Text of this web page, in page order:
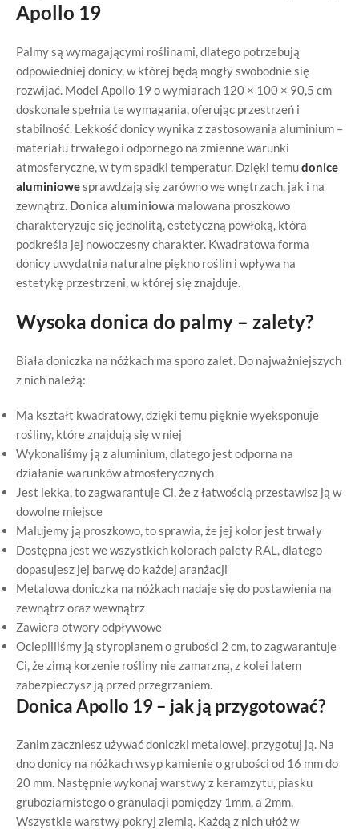
Apollo 19
Palmy są wymagającymi roślinami, dlatego potrzebują
odpowiedniej donicy, w której będą mogły swobodnie się
rozwijać. Model Apollo 19 o wymiarach 120 × 100 × 90,5 cm
doskonale spełnia te wymagania, oferując przestrzeń i
stabilność. Lekkość donicy wynika z zastosowania aluminium –
materiału trwałego i odpornego na zmienne warunki
atmosferyczne, w tym spadki temperatur. Dzięki temudonice
aluminiowesprawdzają się zarówno we wnętrzach, jak i na
zewnątrz. Donica aluminiowa malowana proszkowo
charakteryzuje się jednolitą, estetyczną powłoką, która
podkreśla jej nowoczesny charakter. Kwadratowa forma
donicy uwydatnia naturalne piękno roślin i wpływa na
estetykę przestrzeni, w której się znajduje.
Wysoka donica do palmy – zalety?
Biała doniczka na nóżkach ma sporo zalet. Do najważniejszych
z nich należą:
Ma kształt kwadratowy, dzięki temu pięknie wyeksponuje
rośliny, które znajdują się w niej
Wykonaliśmy ją z aluminium, dlatego jest odporna na
działanie warunków atmosferycznych
Jest lekka, to zagwarantuje Ci, że z łatwością przestawisz ją w
dowolne miejsce
Malujemy ją proszkowo, to sprawia, że jej kolor jest trwały
Dostępna jest we wszystkich kolorach palety RAL, dlatego
dopasujesz jej barwę do każdej aranżacji
Metalowa doniczka na nóżkach nadaje się do postawienia na
zewnątrz oraz wewnątrz
Zawiera otwory odpływowe
Ociepliliśmy ją styropianem o grubości 2 cm, to zagwarantuje
Ci, że zimą korzenie rośliny nie zamarzną, z kolei latem
zabezpieczysz ją przed przegrzaniem.
Donica Apollo 19 – jak ją przygotować?
Zanim zaczniesz używać doniczki metalowej, przygotuj ją. Na
dno donicy na nóżkach wsyp kamienie o grubości od 16 mm do
20 mm. Następnie wykonaj warstwy z keramzytu, piasku
gruboziarnistego o granulacji pomiędzy 1mm, a 2mm.
Wszystkie warstwy pokryj ziemią. Każdą z nich ułóż w